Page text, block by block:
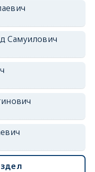
Самуилович